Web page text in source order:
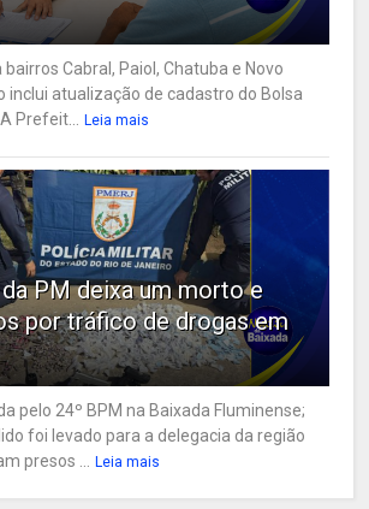
Cabral, Paiol, Chatuba e Novo
inclui atualização de cadastro do Bolsa
Prefeit...
Leia mais
PM deixa um morto e
por tráfico de drogas em
pelo 24º BPM na Baixada Fluminense;
foi levado para a delegacia da região
presos ...
Leia mais